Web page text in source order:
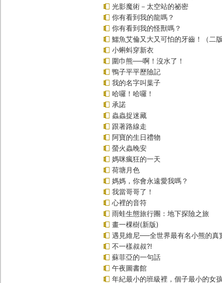
光影魔術－太空站的祕密
你有看到我的龍嗎？
你有看到我的怪獸嗎？
鱷魚艾倫又大又可怕的牙齒！（二
小蝌蚪穿新衣
圍巾熊──啊！沒水了！
鴨子平平歷險記
我的名字叫葉子
哈囉！哈囉！
承諾
蟲蟲捉迷藏
跟著路線走
阿寶的生日禮物
螢火蟲晚安
媽咪瘋狂的一天
荷塘月色
媽媽，你會永遠愛我嗎？
我當哥哥了！
心裡的音符
雨蛙生態旅行團：地下探險之旅
畫一棵樹(新版)
遇見維尼──全世界最有名小熊的真
不一樣叔叔?!
蘇菲亞的一句話
午夜圖書館
年紀最小的班級裡，個子最小的女